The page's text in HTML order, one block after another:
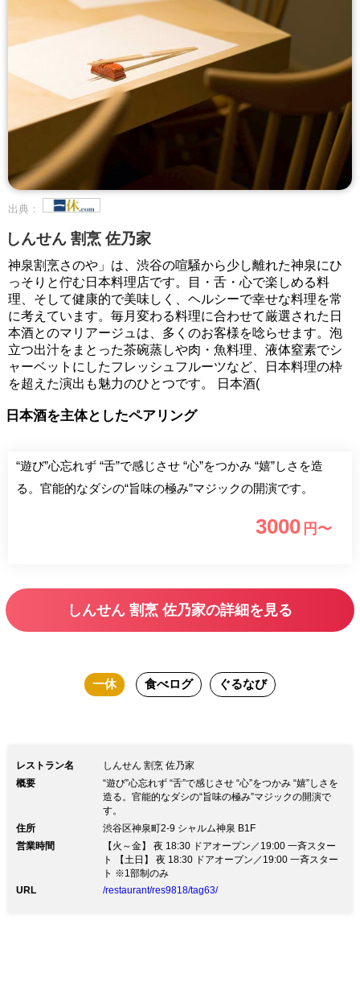
出典：
しんせん 割烹 佐乃家
神泉割烹さのや」は、渋谷の喧騒から少し離れた神泉にひ
っそりと佇む日本料理店です。目・舌・心で楽しめる料
理、そして健康的で美味しく、ヘルシーで幸せな料理を常
に考えています。毎月変わる料理に合わせて厳選された日
本酒とのマリアージュは、多くのお客様を唸らせます。泡
立つ出汁をまとった茶碗蒸しや肉・魚料理、液体窒素でシ
ャーベットにしたフレッシュフルーツなど、日本料理の枠
を超えた演出も魅力のひとつです。 日本酒(
日本酒を主体としたペアリング
“遊び”心忘れず “舌”で感じさせ “心”をつかみ “嬉”しさを造
る。官能的なダシの“旨味の極み”マジックの開演です。
3000 円〜
しんせん 割烹 佐乃家の詳細を見る
一休 食べログ ぐるなび
レストラン名
しんせん 割烹 佐乃家
概要
“遊び”心忘れず “舌”で感じさせ “心”をつかみ “嬉”しさを
造る。官能的なダシの“旨味の極み”マジックの開演で
す。
住所
渋谷区神泉町2-9 シャルム神泉 B1F
営業時間
【火～金】 夜 18:30 ドアオープン／19:00 一斉スター
ト 【土日】 夜 18:30 ドアオープン／19:00 一斉スター
ト ※1部制のみ
URL
/restaurant/res9818/tag63/